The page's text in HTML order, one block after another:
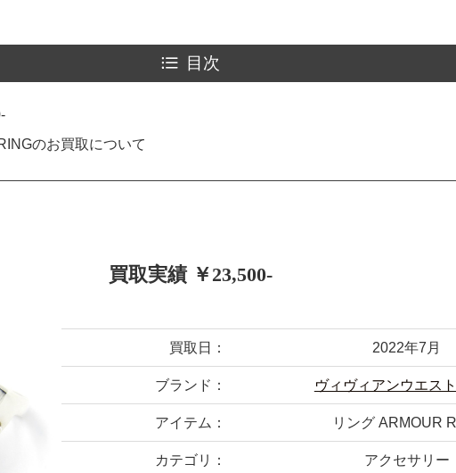
目次
のお買取について
買取実績 ￥23,500-
買取日： 2022年7月
ブランド： ヴィヴィアンウエス
アイテム： リング ARMOUR
カテゴリ： アクセサリー